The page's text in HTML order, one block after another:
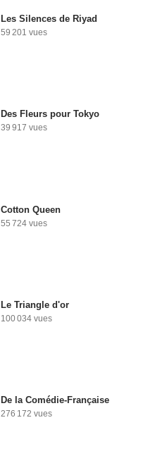
Les Silences de Riyad
59 201 vues
Des Fleurs pour Tokyo
39 917 vues
Cotton Queen
55 724 vues
Le Triangle d'or
100 034 vues
De la Comédie-Française
276 172 vues